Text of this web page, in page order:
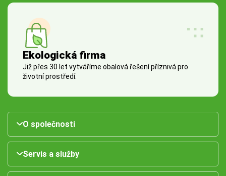
Ekologická firma
Již přes 30 let vytváříme obalová řešení příznivá pro
životní prostředí.
O společnosti
Servis a služby